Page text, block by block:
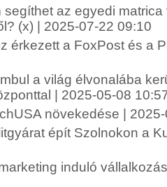
az egyedi
(x) | 2025-07-22 09:10
érkezett a FoxPost és a
a világ élvonalába
| 2025-05-08
növekedése |
épít Szolnokon a
induló